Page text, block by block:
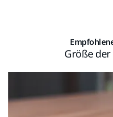
Größe